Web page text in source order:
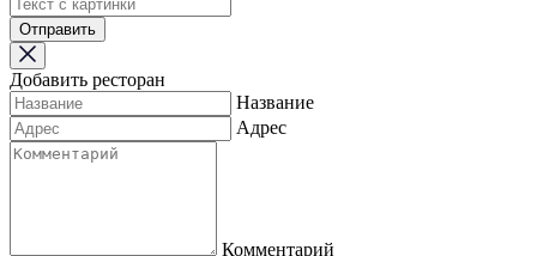
Отправить
Добавить ресторан
Название
Адрес
Комментарий